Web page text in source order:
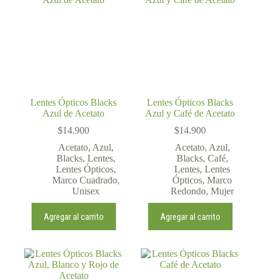
Lentes Ópticos Blacks
Azul de Acetato
$14.900
Acetato, Azul,
Blacks, Lentes,
Lentes Ópticos,
Marco Cuadrado,
Unisex
Agregar al carrito
Lentes Ópticos Blacks
Azul y Café de Acetato
$14.900
Acetato, Azul,
Blacks, Café,
Lentes,Lentes
Ópticos,Marco
Redondo,Mujer
Agregar al carrito